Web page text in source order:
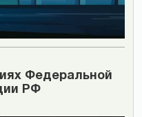
Федеральной
РФ